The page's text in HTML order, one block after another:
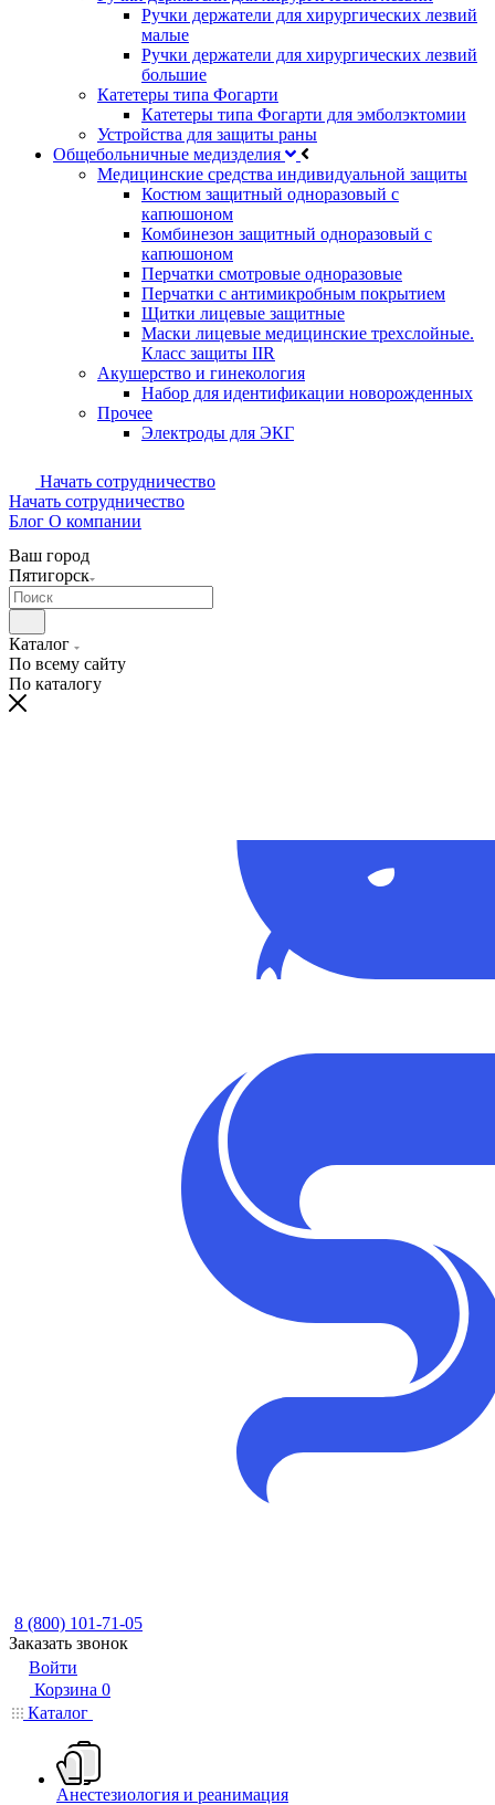
Ручки держатели для хирургических лезвий
малые
Ручки держатели для хирургических лезвий
большие
Катетеры типа Фогарти
Катетеры типа Фогарти для эмболэктомии
Устройства для защиты раны
Общебольничные медизделия
Медицинские средства индивидуальной защиты
Костюм защитный одноразовый с
капюшоном
Комбинезон защитный одноразовый с
капюшоном
Перчатки смотровые одноразовые
Перчатки с антимикробным покрытием
Щитки лицевые защитные
Маски лицевые медицинские трехслойные.
Класс защиты IIR
Акушерство и гинекология
Набор для идентификации новорожденных
Прочее
Электроды для ЭКГ
Начать сотрудничество
Начать сотрудничество
Блог О компании
Ваш город
Пятигорск
Каталог
По всему сайту
По каталогу
8 (800) 101-71-05
Заказать звонок
Войти
Корзина 0
Каталог
Анестезиология и реанимация